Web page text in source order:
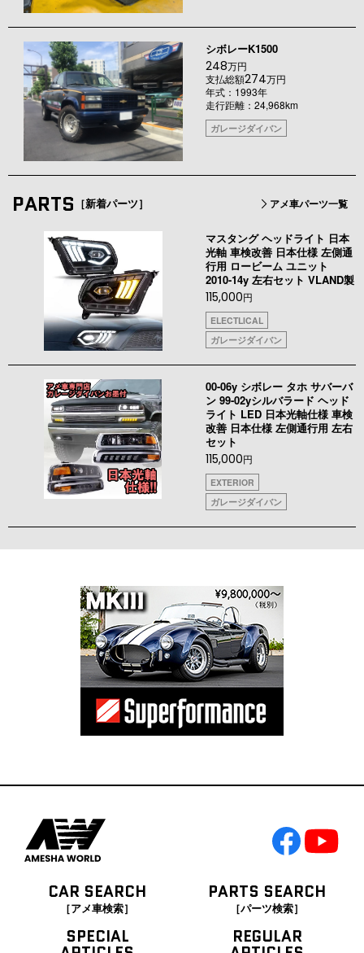
シボレーK1500
248万円
支払総額274万円
年式：1993年
走行距離：24,968km
ガレージダイバン
PARTS ［新着パーツ］ アメ車パーツ一覧
マスタング ヘッドライト 日本
光軸 車検改善 日本仕様 左側通
行用 ロービーム ユニット
2010-14y 左右セット VLAND製
115,000円
ELECTLICAL
ガレージダイバン
00-06y シボレー タホ サバーバ
ン 99-02yシルバラード ヘッド
ライト LED 日本光軸仕様 車検
改善 日本仕様 左側通行用 左右
セット
115,000円
EXTERIOR
ガレージダイバン
CAR SEARCH
［アメ車検索］
PARTS SEARCH
［パーツ検索］
SPECIAL REGULAR